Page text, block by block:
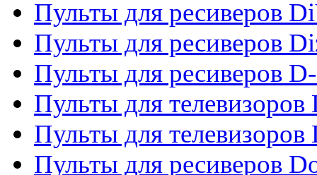
Пульты для ресиверов
Пульты для ресиверов
Пульты для ресиверов
Пульты для телевизоров
Пульты для
Пульты для ресиверов